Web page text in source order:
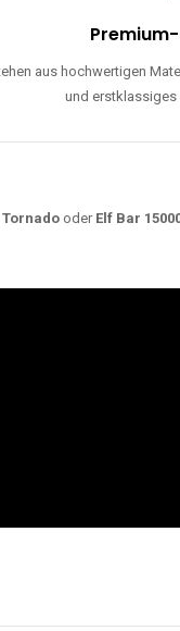
aus hochwertigen
und
Tornado oder Elf Bar